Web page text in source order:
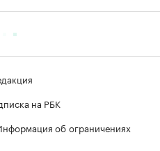
на РБК
об ограничениях